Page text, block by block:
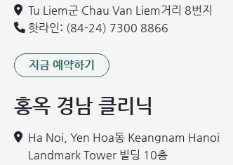
압박하고 마찰하는 경우.
있는 경우.
생 위험을 증가시키는 요인으로 작용할 수 있습니
Tu Liem군 Chau Van Liem거리 8번지
핫라인: (84-24) 7300 8866
지금 예약하기
홍옥 경남 클리닉
Ha Noi, Yen Hoa동 Keangnam Hanoi
Landmark Tower 빌딩 10층